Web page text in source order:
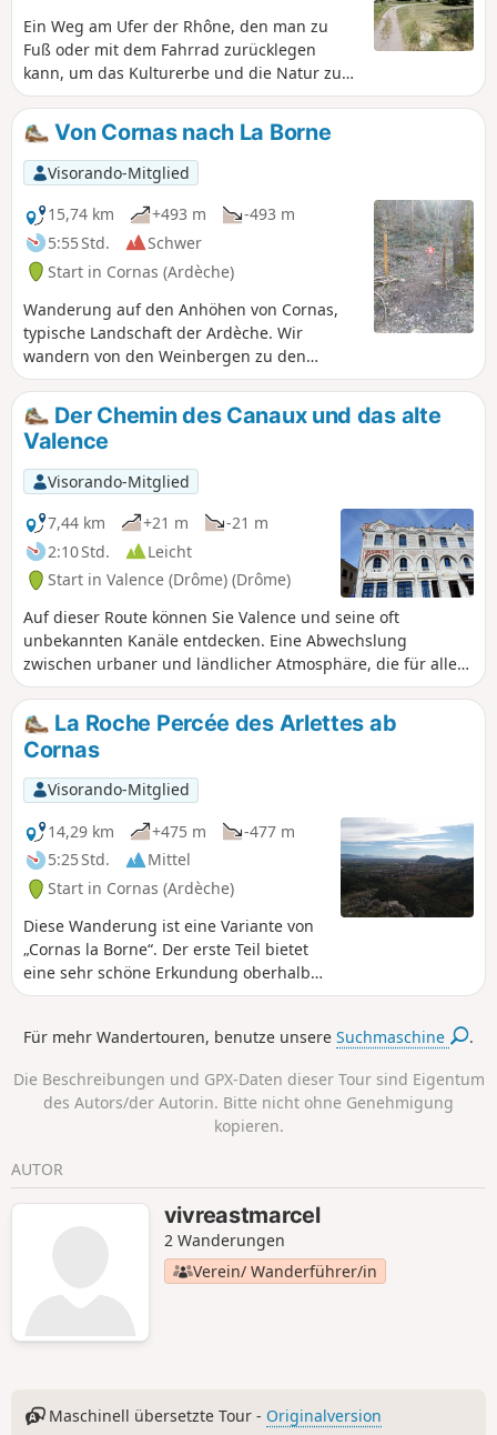
Ein Weg am Ufer der Rhône, den man zu
Fuß oder mit dem Fahrrad zurücklegen
kann, um das Kulturerbe und die Natur zu
entdecken.
Von Cornas nach La Borne
Visorando-Mitglied
15,74 km
+493 m
-493 m
5:55 Std.
Schwer
Start in Cornas (Ardèche)
Wanderung auf den Anhöhen von Cornas,
typische Landschaft der Ardèche. Wir
wandern von den Weinbergen zu den
Schluchten.Änderung der Route im
November 2022.
Der Chemin des Canaux und das alte
Valence
Visorando-Mitglied
7,44 km
+21 m
-21 m
2:10 Std.
Leicht
Start in Valence (Drôme) (Drôme)
Auf dieser Route können Sie Valence und seine oft
unbekannten Kanäle entdecken. Eine Abwechslung
zwischen urbaner und ländlicher Atmosphäre, die für alle
zugänglich ist.
La Roche Percée des Arlettes ab
Cornas
Visorando-Mitglied
14,29 km
+475 m
-477 m
5:25 Std.
Mittel
Start in Cornas (Ardèche)
Diese Wanderung ist eine Variante von
„Cornas la Borne“. Der erste Teil bietet
eine sehr schöne Erkundung oberhalb
des Weinbergs von Cornas mit einer
zwischen (6) und (12) auf der anderen
Dorf Cornas.
Für mehr Wandertouren, benutze unsereSuchmaschine .
Die Beschreibungen und GPX-Daten dieser Tour sind Eigentum
des Autors/der Autorin. Bitte nicht ohne Genehmigung
kopieren.
AUTOR
vivreastmarcel
2 Wanderungen
Verein/ Wanderführer/in
Maschinell übersetzte Tour - Originalversion